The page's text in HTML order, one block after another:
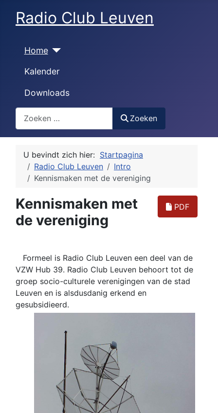
Radio Club Leuven
Home
Kalender
Downloads
Zoeken
Zoeken
U bevindt zich hier: Startpagina
Radio Club Leuven
Intro
Kennismaken met de vereniging
PDF
Kennismaken met
de vereniging
Formeel is Radio Club Leuven een deel van de
VZW Hub 39. Radio Club Leuven behoort tot de
groep socio-culturele verenigingen van de stad
Leuven en is alsdusdanig erkend en
gesubsidieerd.